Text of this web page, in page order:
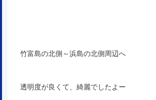
竹富島の北側～浜島の北側周辺へ
透明度が良くて、綺麗でしたよー